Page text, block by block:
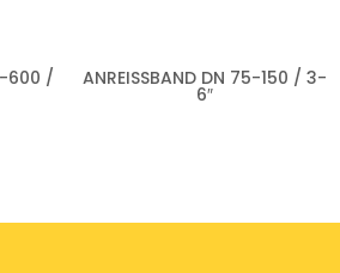
/ 6 ANREISSBAND DN 75-150 / 3-6
″